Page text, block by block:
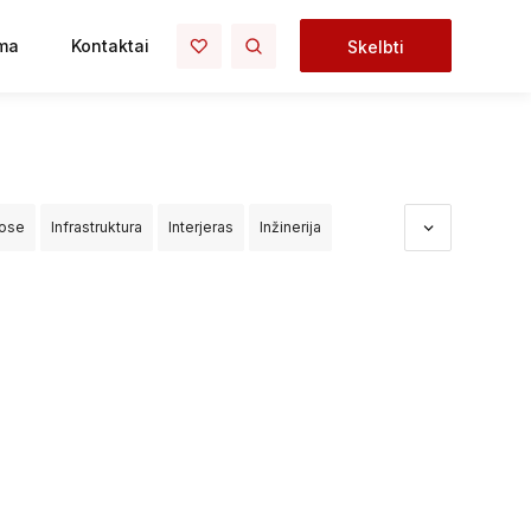
Kontaktai Skelbti
Infrastruktura Interjeras Inžinerija